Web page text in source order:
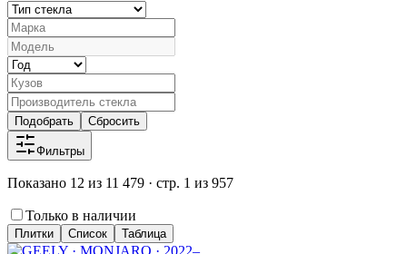
Подобрать Сбросить
Фильтры
Показано 12 из 11 479 · стр. 1 из 957
Только в наличии
Плитки Список Таблица